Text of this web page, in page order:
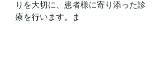
りを大切に、患者様に寄り添った診
療を行います。ま